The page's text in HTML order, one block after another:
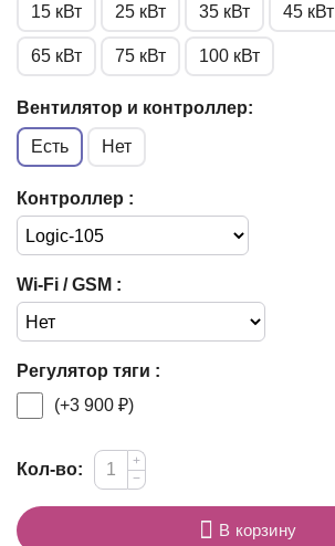
15 кВт 25 кВт 35 кВт 45 кВт
65 кВт 75 кВт 100 кВт
Вентилятор и контроллер:
Есть Нет
Контроллер :
Wi-Fi / GSM :
Регулятор тяги :
(+3 900₽)
Кол-во:
+
−
В корзину